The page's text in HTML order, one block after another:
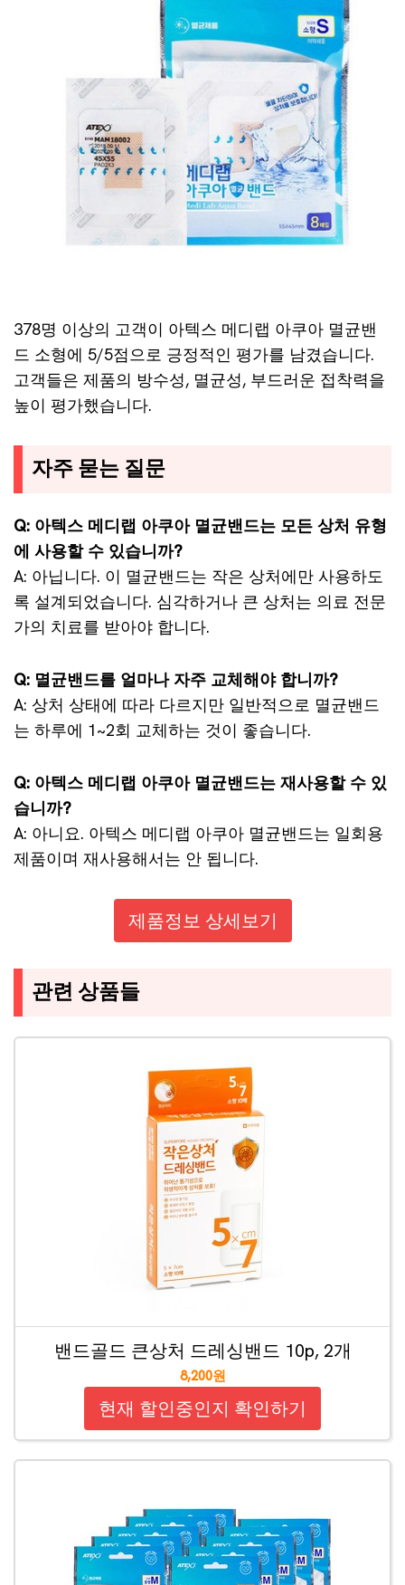
378명 이상의 고객이 아텍스 메디랩 아쿠아 멸균밴
드 소형에 5/5점으로 긍정적인 평가를 남겼습니다.
고객들은 제품의 방수성, 멸균성, 부드러운 접착력을
높이 평가했습니다.
자주 묻는 질문
Q: 아텍스 메디랩 아쿠아 멸균밴드는 모든 상처 유형
에 사용할 수 있습니까?
A: 아닙니다. 이 멸균밴드는 작은 상처에만 사용하도
록 설계되었습니다. 심각하거나 큰 상처는 의료 전문
가의 치료를 받아야 합니다.
Q: 멸균밴드를 얼마나 자주 교체해야 합니까?
A: 상처 상태에 따라 다르지만 일반적으로 멸균밴드
는 하루에 1~2회 교체하는 것이 좋습니다.
Q: 아텍스 메디랩 아쿠아 멸균밴드는 재사용할 수 있
습니까?
A: 아니요. 아텍스 메디랩 아쿠아 멸균밴드는 일회용
제품이며 재사용해서는 안 됩니다.
제품정보 상세보기
관련 상품들
밴드골드 큰상처 드레싱밴드 10p, 2개
8,200원
현재 할인중인지 확인하기